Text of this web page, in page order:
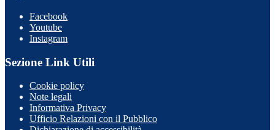
Facebook
Youtube
Instagram
Sezione Link Utili
Cookie policy
Note legali
Informativa Privacy
Ufficio Relazioni con il Pubblico